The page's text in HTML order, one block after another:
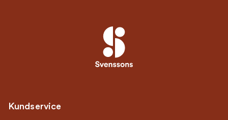
Kundservice